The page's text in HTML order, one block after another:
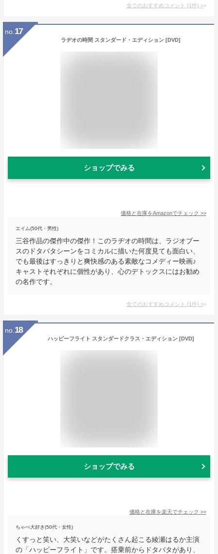
全てのおすすめコメント (1件) >
no. 17
ラヂオの時間 スタンダード・エディション [DVD]
ショップでみる
価格と在庫をAmazonでチェック >>
エイム(50代・男性)
三谷作品の傑作中の傑作！このラヂオの時間は、ラジオブー
スのドタバタシーンをコミカルに描いた何度見ても面白い、
でも最後はすっきりと爽快感のある素敵なコメディー映画♪
キャストそれぞれに個性があり、心のデトックスにはお勧め
の名作です。
全てのおすすめコメント (1件) >
no. 18
ハッピーフライト スタンダードクラス・エディション [DVD]
ショップでみる
価格と在庫を楽天でチェック >>
ちゃぺ大好き(50代・女性)
くすっと笑い、大笑いなどがたくさん起こる綾瀬はるか主演
の「ハッピーフライト」です。搭乗前からドタバタがあり、